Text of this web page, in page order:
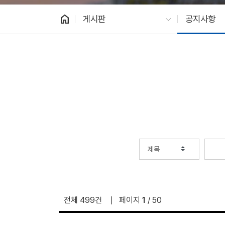
home 게시판 공지사항
전체 499건 페이지 1 / 50